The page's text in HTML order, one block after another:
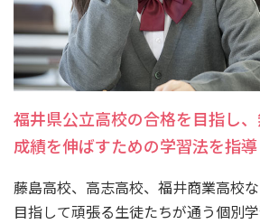
福井県公立高校の合格を目指し
成績を伸ばすための学習法を指導
藤島高校、高志高校、福井商業高校
目指して頑張る生徒たちが通う個別学